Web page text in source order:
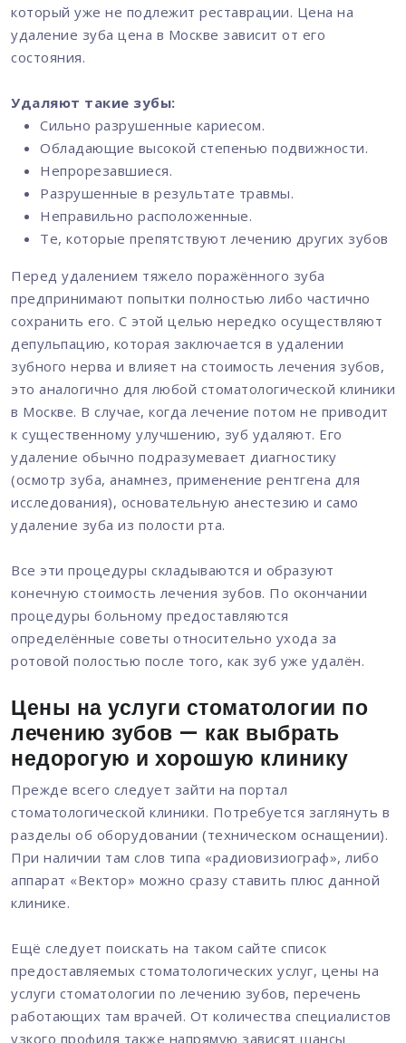
который уже не подлежит реставрации. Цена на
удаление зуба цена в Москве зависит от его
состояния.
Удаляют такие зубы:
Сильно разрушенные кариесом.
Обладающие высокой степенью подвижности.
Непрорезавшиеся.
Разрушенные в результате травмы.
Неправильно расположенные.
Те, которые препятствуют лечению других зубов
Перед удалением тяжело поражённого зуба
предпринимают попытки полностью либо частично
сохранить его. С этой целью нередко осуществляют
депульпацию, которая заключается в удалении
зубного нерва и влияет на стоимость лечения зубов,
это аналогично для любой стоматологической клиники
в Москве. В случае, когда лечение потом не приводит
к существенному улучшению, зуб удаляют. Его
удаление обычно подразумевает диагностику
(осмотр зуба, анамнез, применение рентгена для
исследования), основательную анестезию и само
удаление зуба из полости рта.
Все эти процедуры складываются и образуют
конечную стоимость лечения зубов. По окончании
процедуры больному предоставляются
определённые советы относительно ухода за
ротовой полостью после того, как зуб уже удалён.
Цены на услуги стоматологии по
лечению зубов — как выбрать
недорогую и хорошую клинику
Прежде всего следует зайти на портал
стоматологической клиники. Потребуется заглянуть в
разделы об оборудовании (техническом оснащении).
При наличии там слов типа «радиовизиограф», либо
аппарат «Вектор» можно сразу ставить плюс данной
клинике.
Ещё следует поискать на таком сайте список
предоставляемых стоматологических услуг, цены на
услуги стоматологии по лечению зубов, перечень
работающих там врачей. От количества специалистов
узкого профиля также напрямую зависят шансы